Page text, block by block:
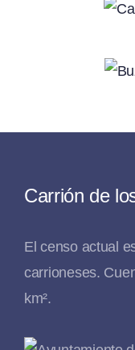
Carrión de
El censo actual
carrioneses.
km².